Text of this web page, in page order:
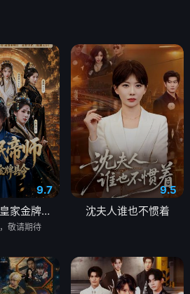
9.7
流氓帝师，皇家金牌县令
敬请期待
9.5
沈夫人谁也不惯着